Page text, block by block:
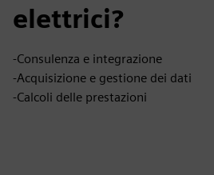
elettrici?
-Consulenza e integrazione
-Acquisizione e gestione dei dati
-Calcoli delle prestazioni